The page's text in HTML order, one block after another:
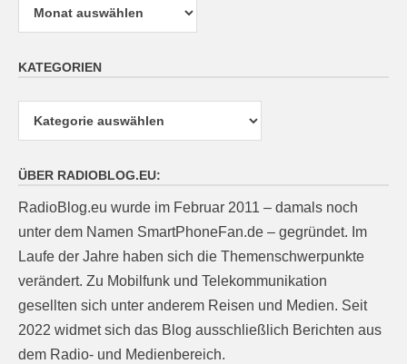
KATEGORIEN
ÜBER RADIOBLOG.EU:
RadioBlog.eu wurde im Februar 2011 – damals noch
unter dem Namen SmartPhoneFan.de – gegründet. Im
Laufe der Jahre haben sich die Themenschwerpunkte
verändert. Zu Mobilfunk und Telekommunikation
gesellten sich unter anderem Reisen und Medien. Seit
2022 widmet sich das Blog ausschließlich Berichten aus
dem Radio- und Medienbereich.